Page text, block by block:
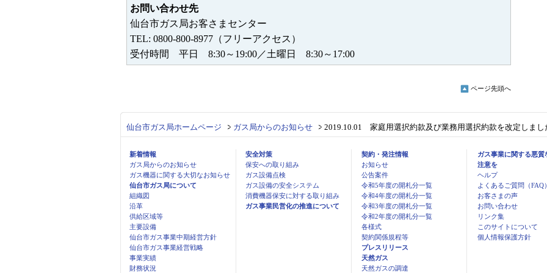
お問い合わせ先
仙台市ガス局お客さまセンター
TEL: 0800-800-8977（フリーアクセス）
受付時間 平日 8:30～19:00／土曜日 8:30～17:00
ページ先頭へ
仙台市ガス局ホームページ ガス局からのお知らせ 2019.10.01 家庭用選択約款及び業務用選択約款を改定しまし
新着情報
ガス局からのお知らせ
ガス機器に関する大切なお知らせ
仙台市ガス局について
組織図
沿革
供給区域等
主要設備
仙台市ガス事業中期経営方針
仙台市ガス事業経営戦略
事業実績
財務状況
安全対策
保安への取り組み
ガス設備点検
ガス設備の安全システム
消費機器保安に対する取り組み
ガス事業民営化の推進について
契約・発注情報
お知らせ
公告案件
令和5年度の開札分一覧
令和4年度の開札分一覧
令和3年度の開札分一覧
令和2年度の開札分一覧
各様式
契約関係規程等
プレスリリース
天然ガス
天然ガスの調達
ガス事業に関する悪質
注意を
ヘルプ
よくあるご質問（FAQ）
お客さまの声
お問い合わせ
リンク集
このサイトについて
個人情報保護方針